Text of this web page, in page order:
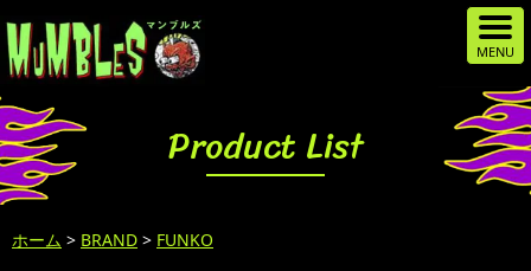
Product List
ホーム > BRAND > FUNKO